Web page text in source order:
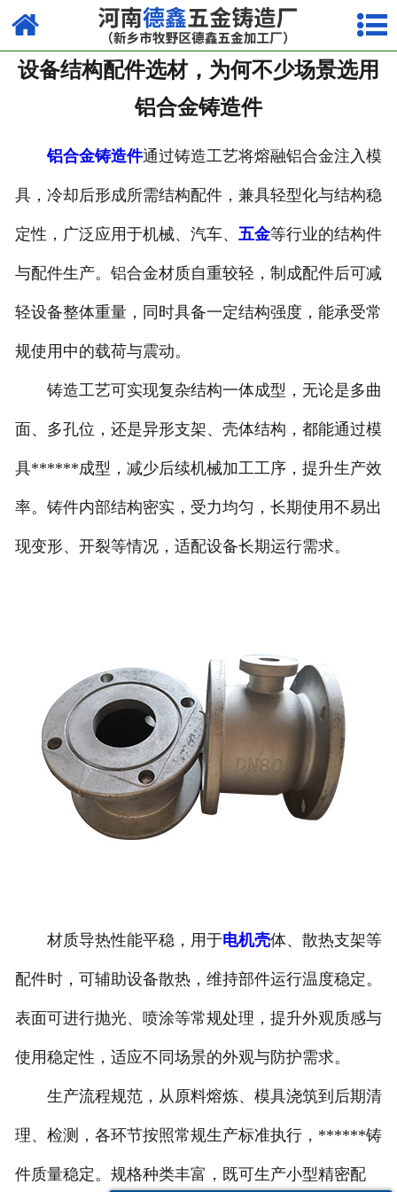
网站首页
走进我们
荣誉资质
厂容厂貌
设备结构配件选材，为何不少场景选用
铝合金铸造件
铝合金铸造件通过铸造工艺将熔融铝合金注入模
具，冷却后形成所需结构配件，兼具轻型化与结构稳
定性，广泛应用于机械、汽车、 五金等行业的结构件
与配件生产。铝合金材质自重较轻，制成配件后可减
轻设备整体重量，同时具备一定结构强度，能承受常
规使用中的载荷与震动。
铸造工艺可实现复杂结构一体成型，无论是多曲
面、多孔位，还是异形支架、壳体结构，都能通过模
具******成型，减少后续机械加工工序，提升生产效
率。铸件内部结构密实，受力均匀，长期使用不易出
现变形、开裂等情况，适配设备长期运行需求。
材质导热性能平稳，用于电机壳体、散热支架等
配件时，可辅助设备散热，维持部件运行温度稳定。
表面可进行抛光、喷涂等常规处理，提升外观质感与
使用稳定性，适应不同场景的外观与防护需求。
生产流程规范，从原料熔炼、模具浇筑到后期清
理、检测，各环节按照常规生产标准执行，******铸
件质量稳定。规格种类丰富，既可生产小型精密配